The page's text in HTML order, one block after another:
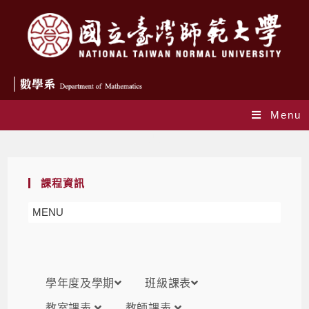
Menu
課程資訊
MENU
學年度及學期 班級課表